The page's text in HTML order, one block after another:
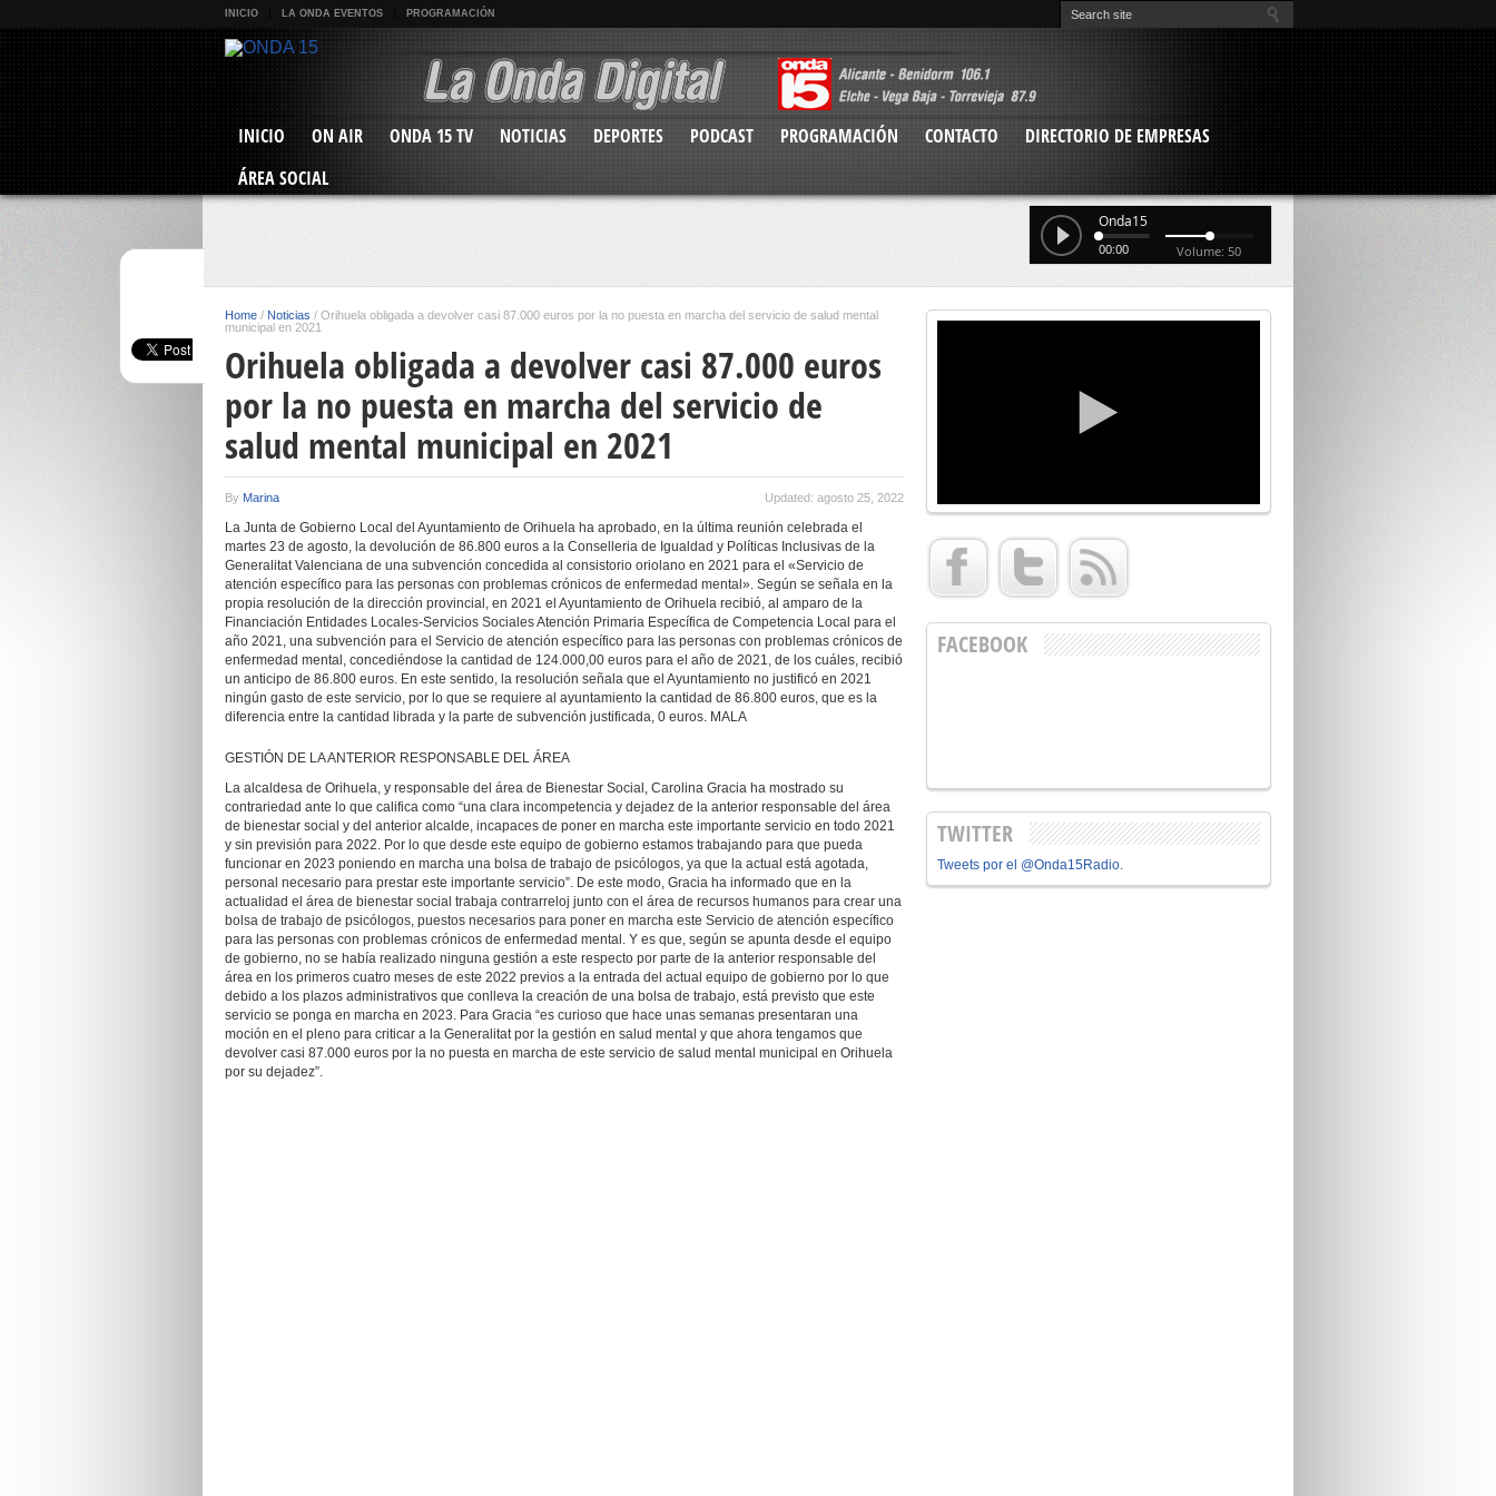
INICIO LA ONDA EVENTOS PROGRAMACIÓN
INICIO ON AIR ONDA 15 TV NOTICIAS DEPORTES PODCAST PROGRAMACIÓN CONTACTO
DIRECTORIO DE EMPRESAS
ÁREA SOCIAL
Onda15
00:00 Volume: 50
Home / Noticias / Orihuela obligada a devolver casi 87.000 euros por la no puesta en marcha del servicio de salud mental
municipal en 2021
Orihuela obligada a devolver casi 87.000 euros
por la no puesta en marcha del servicio de
salud mental municipal en 2021
By Marina Updated: agosto 25, 2022
La Junta de Gobierno Local del Ayuntamiento de Orihuela ha aprobado, en la última reunión celebrada el
martes 23 de agosto, la devolución de 86.800 euros a la Conselleria de Igualdad y Políticas Inclusivas de la
Generalitat Valenciana de una subvención concedida al consistorio oriolano en 2021 para el «Servicio de
atención específico para las personas con problemas crónicos de enfermedad mental». Según se señala en la
propia resolución de la dirección provincial, en 2021 el Ayuntamiento de Orihuela recibió, al amparo de la
Financiación Entidades Locales-Servicios Sociales Atención Primaria Específica de Competencia Local para el
año 2021, una subvención para el Servicio de atención específico para las personas con problemas crónicos de
enfermedad mental, concediéndose la cantidad de 124.000,00 euros para el año de 2021, de los cuáles, recibió
un anticipo de 86.800 euros. En este sentido, la resolución señala que el Ayuntamiento no justificó en 2021
ningún gasto de este servicio, por lo que se requiere al ayuntamiento la cantidad de 86.800 euros, que es la
diferencia entre la cantidad librada y la parte de subvención justificada, 0 euros. MALA
GESTIÓN DE LA ANTERIOR RESPONSABLE DEL ÁREA
La alcaldesa de Orihuela, y responsable del área de Bienestar Social, Carolina Gracia ha mostrado su
contrariedad ante lo que califica como “una clara incompetencia y dejadez de la anterior responsable del área
de bienestar social y del anterior alcalde, incapaces de poner en marcha este importante servicio en todo 2021
y sin previsión para 2022. Por lo que desde este equipo de gobierno estamos trabajando para que pueda
funcionar en 2023 poniendo en marcha una bolsa de trabajo de psicólogos, ya que la actual está agotada,
personal necesario para prestar este importante servicio”. De este modo, Gracia ha informado que en la
actualidad el área de bienestar social trabaja contrarreloj junto con el área de recursos humanos para crear una
bolsa de trabajo de psicólogos, puestos necesarios para poner en marcha este Servicio de atención específico
para las personas con problemas crónicos de enfermedad mental. Y es que, según se apunta desde el equipo
de gobierno, no se había realizado ninguna gestión a este respecto por parte de la anterior responsable del
área en los primeros cuatro meses de este 2022 previos a la entrada del actual equipo de gobierno por lo que
debido a los plazos administrativos que conlleva la creación de una bolsa de trabajo, está previsto que este
servicio se ponga en marcha en 2023. Para Gracia “es curioso que hace unas semanas presentaran una
moción en el pleno para criticar a la Generalitat por la gestión en salud mental y que ahora tengamos que
devolver casi 87.000 euros por la no puesta en marcha de este servicio de salud mental municipal en Orihuela
por su dejadez”.
FACEBOOK
TWITTER
Tweets por el @Onda15Radio.